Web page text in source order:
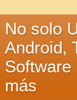
No solo
Android,
Software
más